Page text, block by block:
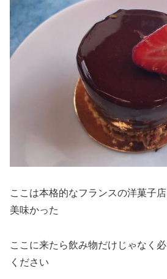
ここは本格的なフランスの洋菓子
美味かった
ここに来たら飲み物だけじゃなく
ください